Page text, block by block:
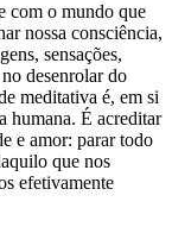
com o mundo que
nossa consciência,
sensações,
desenrolar do
meditativa é, em si
humana. É acreditar
e amor: parar todo
que nos
efetivamente